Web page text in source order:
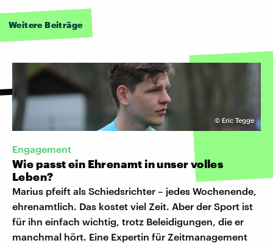
Weitere Beiträge
© Eric Tegge
Engagement
Wie passt ein Ehrenamt in unser volles
Leben?
Marius pfeift als Schiedsrichter – jedes Wochenende,
ehrenamtlich. Das kostet viel Zeit. Aber der Sport ist
für ihn einfach wichtig, trotz Beleidigungen, die er
manchmal hört. Eine Expertin für Zeitmanagement